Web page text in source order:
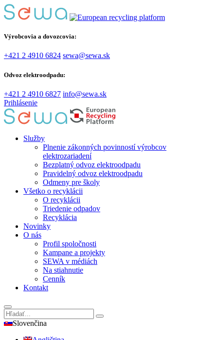
Výrobcovia a dovozcovia:
+421 2 4910 6824 sewa@sewa.sk
Odvoz elektroodpadu:
+421 2 4910 6827 info@sewa.sk
Prihlásenie
Služby
Plnenie zákonných povinností výrobcov
elektrozariadení
Bezplatný odvoz elektroodpadu
Pravidelný odvoz elektroodpadu
Odmeny pre školy
Všetko o recyklácii
O recyklácii
Triedenie odpadov
Recyklácia
Novinky
O nás
Profil spoločnosti
Kampane a projekty
SEWA v médiách
Na stiahnutie
Cenník
Kontakt
Slovenčina